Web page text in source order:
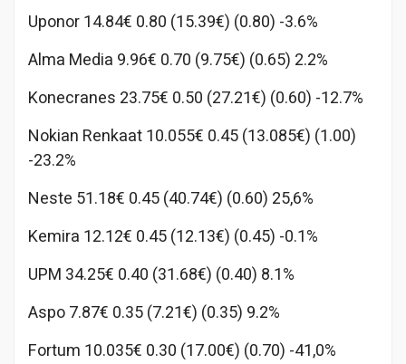
Uponor 14.84€ 0.80 (15.39€) (0.80) -3.6%
Alma Media 9.96€ 0.70 (9.75€) (0.65) 2.2%
Konecranes 23.75€ 0.50 (27.21€) (0.60) -12.7%
Nokian Renkaat 10.055€ 0.45 (13.085€) (1.00)
-23.2%
Neste 51.18€ 0.45 (40.74€) (0.60) 25,6%
Kemira 12.12€ 0.45 (12.13€) (0.45) -0.1%
UPM 34.25€ 0.40 (31.68€) (0.40) 8.1%
Aspo 7.87€ 0.35 (7.21€) (0.35) 9.2%
Fortum 10.035€ 0.30 (17.00€) (0.70) -41,0%